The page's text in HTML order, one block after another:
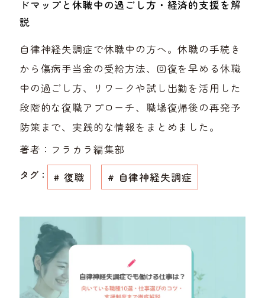
ドマップと休職中の過ごし方・経済的支援を解
説
自律神経失調症で休職中の方へ。休職の手続き
から傷病手当金の受給方法、回復を早める休職
中の過ごし方、リワークや試し出勤を活用した
段階的な復職アプローチ、職場復帰後の再発予
防策まで、実践的な情報をまとめました。
著者： フラカラ編集部
タグ：
# 復職 # 自律神経失調症